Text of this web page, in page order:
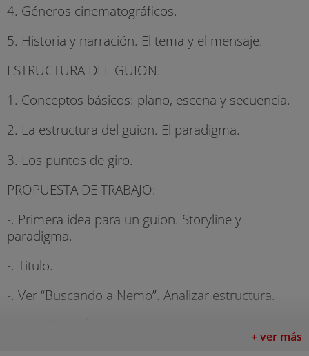
4. Géneros cinematográficos.
5. Historia y narración. El tema y el mensaje.
ESTRUCTURA DEL GUION.
1. Conceptos básicos: plano, escena y secuencia.
2. La estructura del guion. El paradigma.
3. Los puntos de giro.
PROPUESTA DE TRABAJO:
-. Primera idea para un guion. Storyline y
paradigma.
-. Titulo.
-. Ver “Buscando a Nemo”. Analizar estructura.
+ ver más